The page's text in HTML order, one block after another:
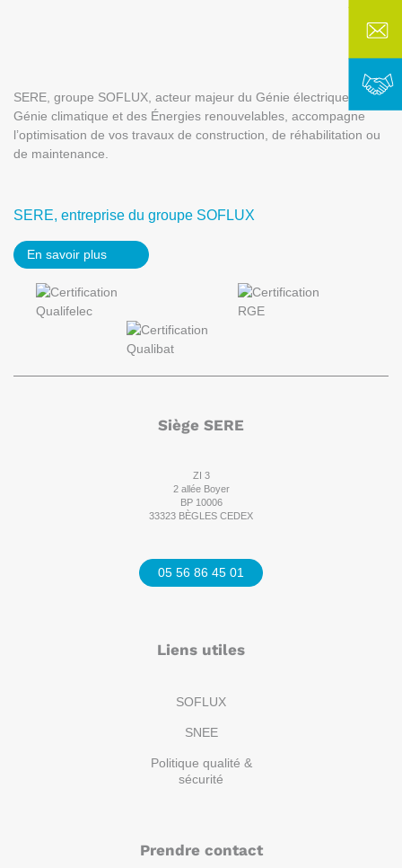
SERE, groupe SOFLUX, acteur majeur du Génie électrique, du
Génie climatique et des Énergies renouvelables, accompagne
l’optimisation de vos travaux de construction, de réhabilitation ou
de maintenance.
SERE, entreprise du groupe SOFLUX
En savoir plus
Siège SERE
ZI 3
2 allée Boyer
BP 10006
33323 BÈGLES CEDEX
05 56 86 45 01
Liens utiles
SOFLUX
SNEE
Politique qualité &
sécurité
Prendre contact